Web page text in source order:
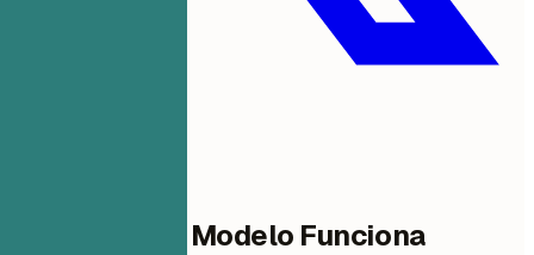
Por Que Este Modelo Funciona